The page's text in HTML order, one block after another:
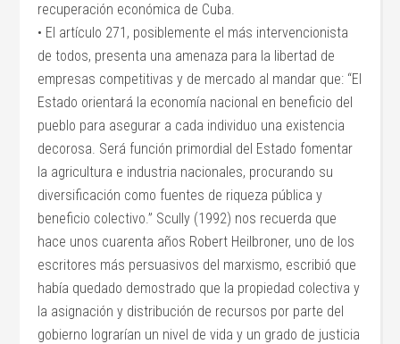
recuperación económica de Cuba.
• El artículo 271, posiblemente el más intervencionista
de todos, presenta una amenaza para la libertad de
empresas competitivas y de mercado al mandar que: “El
Estado orientará la economía nacional en beneficio del
pueblo para asegurar a cada individuo una existencia
decorosa. Será función primordial del Estado fomentar
la agricultura e industria nacionales, procurando su
diversificación como fuentes de riqueza pública y
beneficio colectivo.” Scully (1992) nos recuerda que
hace unos cuarenta años Robert Heilbroner, uno de los
escritores más persuasivos del marxismo, escribió que
había quedado demostrado que la propiedad colectiva y
la asignación y distribución de recursos por parte del
gobierno lograrían un nivel de vida y un grado de justicia